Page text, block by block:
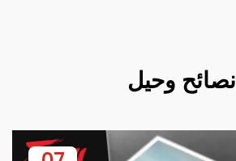
نصائح وحيل